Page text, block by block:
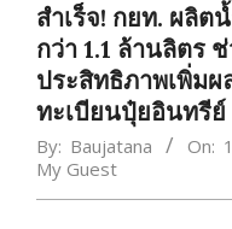
สำเร็จ! กยท. ผลิ
กว่า 1.1 ล้านลิตร
ประสิทธิภาพเพิ่มผ
ทะเบียนปุ๋ยอินทรีย์
By: Baujatana On:
My​ Guest